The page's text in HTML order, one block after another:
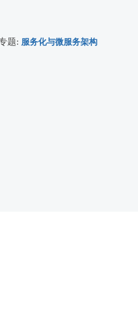
题: 服务化与微服务架构